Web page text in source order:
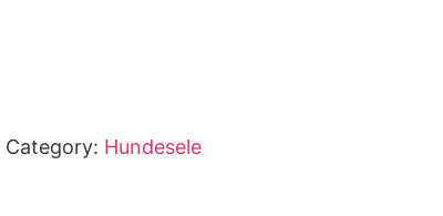
Category: Hundesele